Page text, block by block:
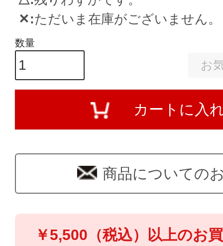
✕ ただいま在庫がございません。
お
カートに入
商品についての
￥5,500（税込）以上のお